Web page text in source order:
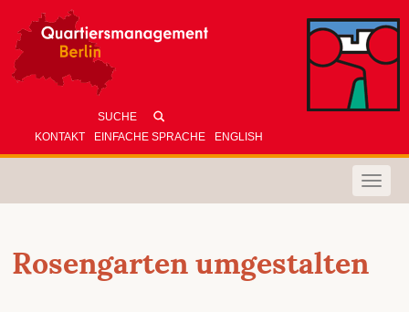
KONTAKT EINFACHE SPRACHE ENGLISH
Toggle
Rosengarten umgestalten